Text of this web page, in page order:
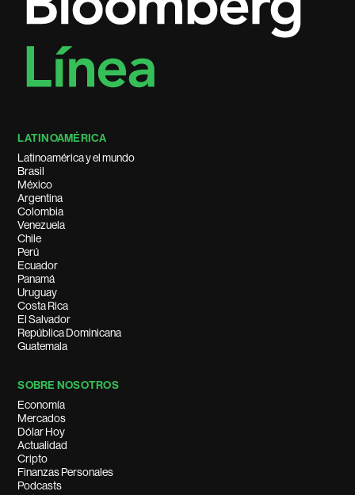
LATINOAMÉRICA
Latinoamérica y el mundo
Brasil
México
Argentina
Colombia
Venezuela
Chile
Perú
Ecuador
Panamá
Uruguay
Costa Rica
El Salvador
República Dominicana
Guatemala
SOBRE NOSOTROS
Economía
Mercados
Dólar Hoy
Actualidad
Cripto
Finanzas Personales
Podcasts